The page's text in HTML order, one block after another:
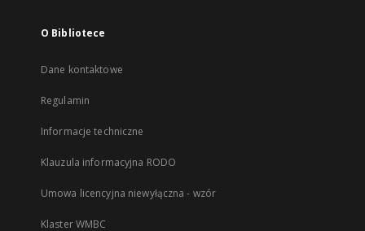
O Bibliotece
Dane kontaktowe
Regulamin
Informacje techniczne
Klauzula informacyjna RODO
Umowa licencyjna niewyłączna - wzór
Klaster WMBC